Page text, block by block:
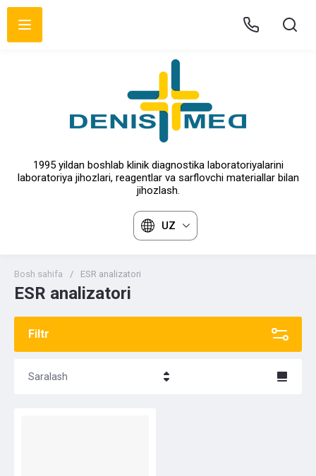
1995 yildan boshlab klinik diagnostika laboratoriyalarini
laboratoriya jihozlari, reagentlar va sarflovchi materiallar bilan
jihozlash.
UZ
Bosh sahifa / ESR analizatori
ESR analizatori
Filtr
Saralash